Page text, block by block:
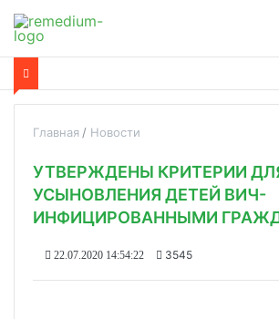
Главная Новости
УТВЕРЖДЕНЫ КРИТЕРИИ
УСЫНОВЛЕНИЯ ДЕТЕЙ ВИЧ-
ИНФИЦИРОВАННЫМИ
22.07.2020 14:54:22 3545